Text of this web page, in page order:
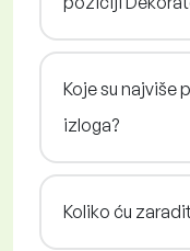
Koje su najviše
izloga?
Koliko ću